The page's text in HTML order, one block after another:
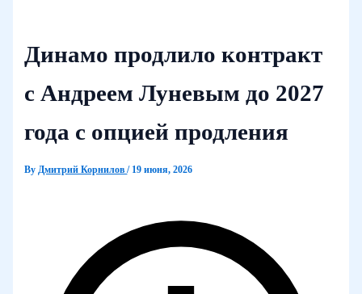
Динамо продлило контракт
с Андреем Луневым до 2027
года с опцией продления
ByДмитрий Корнилов/ 19 июня, 2026